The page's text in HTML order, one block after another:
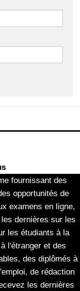
fournissant des
opportunités de
examens en ligne,
dernières sur les
les étudiants à la
l'étranger et des
des diplômés à
de rédaction
les dernières